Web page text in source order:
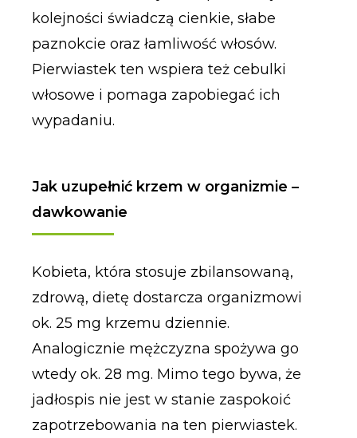
kolejności świadczą cienkie, słabe
paznokcie oraz łamliwość włosów.
Pierwiastek ten wspiera też cebulki
włosowe i pomaga zapobiegać ich
wypadaniu.
Jak uzupełnić krzem w organizmie –
dawkowanie
Kobieta, która stosuje zbilansowaną,
zdrową, dietę dostarcza organizmowi
ok. 25 mg krzemu dziennie.
Analogicznie mężczyzna spożywa go
wtedy ok. 28 mg. Mimo tego bywa, że
jadłospis nie jest w stanie zaspokoić
zapotrzebowania na ten pierwiastek.